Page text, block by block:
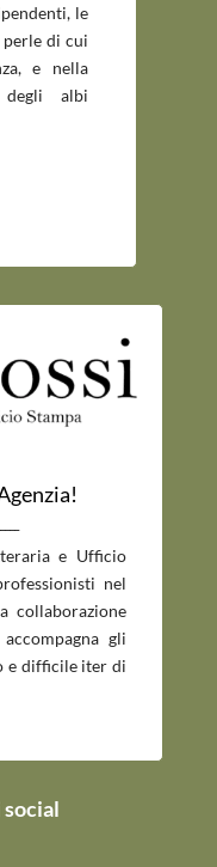
le
perle di cui
e nella
degli albi
e Ufficio
nel
collaborazione
gli
e difficile iter di